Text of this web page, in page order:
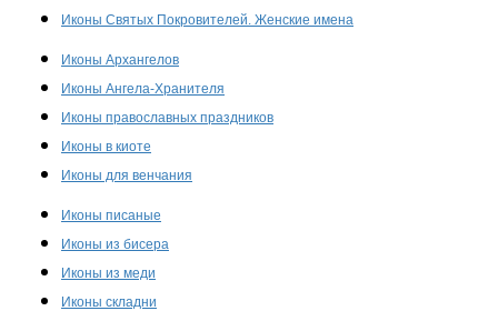
Иконы Святых Покровителей. Женские имена
Иконы Архангелов
Иконы Ангела-Хранителя
Иконы православных праздников
Иконы в киоте
Иконы для венчания
Иконы писаные
Иконы из бисера
Иконы из меди
Иконы складни